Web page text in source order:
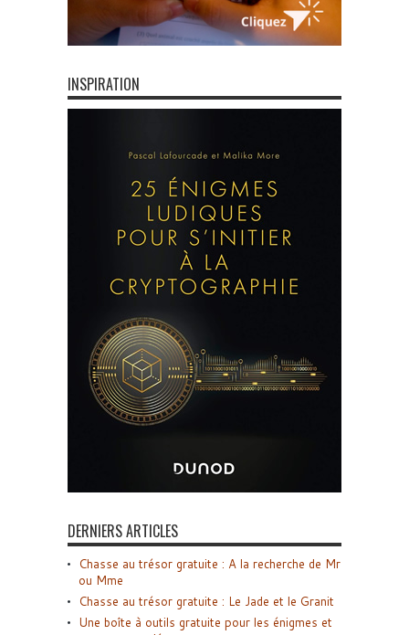
INSPIRATION
DERNIERS ARTICLES
Chasse au trésor gratuite : A la recherche de Mr
ou Mme
Chasse au trésor gratuite : Le Jade et le Granit
Une boîte à outils gratuite pour les énigmes et